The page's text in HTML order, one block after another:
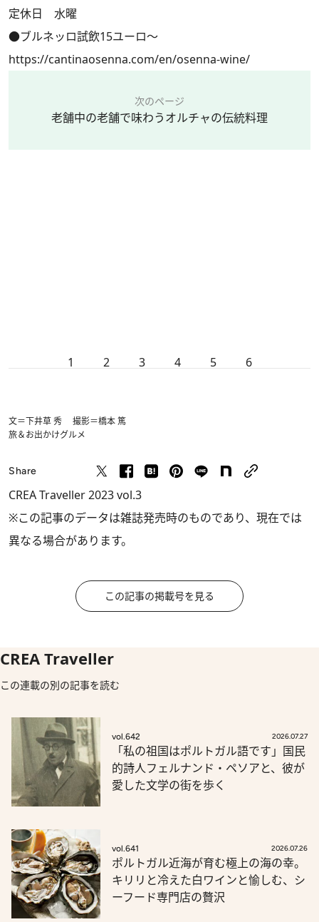
定休日 水曜
●ブルネッロ試飲15ユーロ～
https://cantinaosenna.com/en/osenna-wine/
次のページ
老舗中の老舗で味わうオルチャの伝統料理
1 2 3 4 5 6
文＝下井草 秀 撮影＝橋本 篤
旅＆お出かけグルメ
Share
CREA Traveller 2023 vol.3
※この記事のデータは雑誌発売時のものであり、現在では
異なる場合があります。
この記事の掲載号を見る
CREA Traveller
この連載の別の記事を読む
vol.642 2026.07.27
「私の祖国はポルトガル語です」国民
的詩人フェルナンド・ペソアと、彼が
愛した文学の街を歩く
vol.641 2026.07.26
ポルトガル近海が育む極上の海の幸。
キリリと冷えた白ワインと愉しむ、シ
ーフード専門店の贅沢